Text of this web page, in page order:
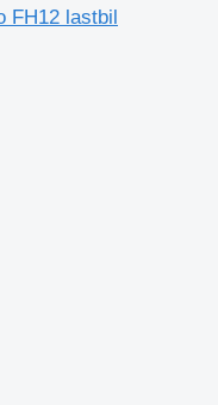
FH12 lastbil